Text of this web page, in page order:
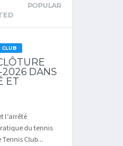
POPULAR
CLUB
DANS
ET
l’arrêté
du tennis
Club...